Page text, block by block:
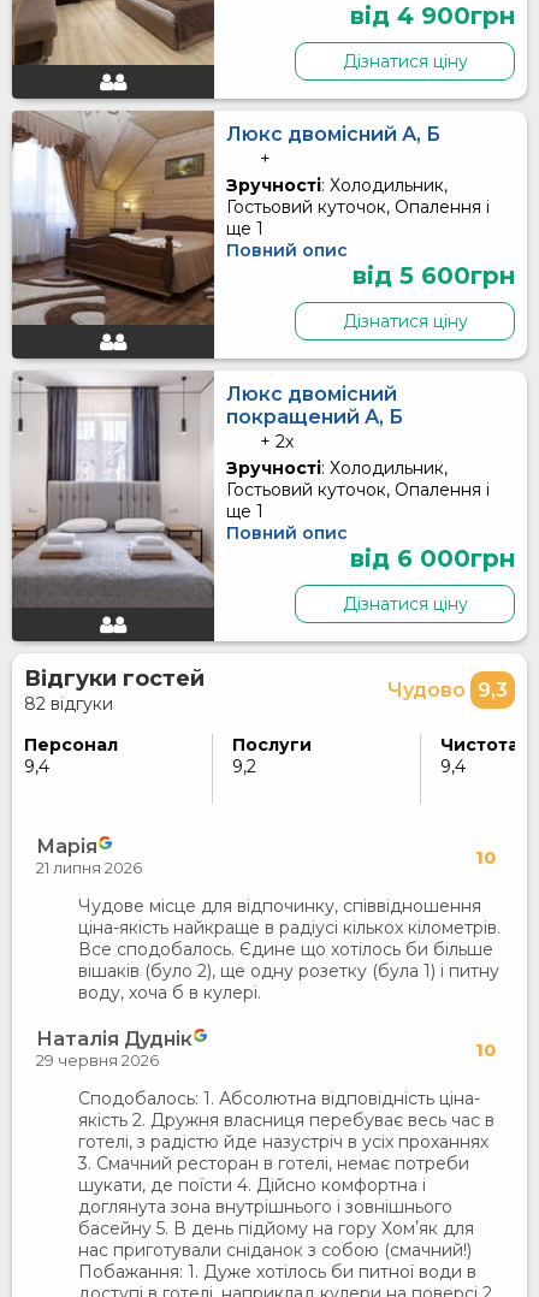
від 4 900грн
Дізнатися ціну
Люкс двомісний А, Б
+
Зручності: Холодильник,
Гостьовий куточок, Опалення і
ще 1
Повний опис
від 5 600грн
Дізнатися ціну
Люкс двомісний
покращений А, Б
+ 2x
Зручності: Холодильник,
Гостьовий куточок, Опалення і
ще 1
Повний опис
від 6 000грн
Дізнатися ціну
Відгуки гостей
82 відгуки
Чудово 9,3
Персонал
9,4
Послуги
9,2
Чистота
9,4
Марія 10
21 липня 2026
Чудове місце для відпочинку, співвідношення
ціна-якість найкраще в радіусі кількох кілометрів.
Все сподобалось. Єдине що хотілось би більше
вішаків (було 2), ще одну розетку (була 1) і питну
воду, хоча б в кулері.
Наталія Дуднік 10
29 червня 2026
Сподобалось: 1. Абсолютна відповідність ціна-
якість 2. Дружня власниця перебуває весь час в
готелі, з радістю йде назустріч в усіх проханнях
3. Смачний ресторан в готелі, немає потреби
шукати, де поїсти 4. Дійсно комфортна і
доглянута зона внутрішнього і зовнішнього
басейну 5. В день підйому на гору Хомʼяк для
нас приготували сніданок з собою (смачний!)
Побажання: 1. Дуже хотілось би питної води в